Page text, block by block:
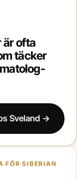
är ofta
täcker
Sveland →
FÖR SIBERIAN